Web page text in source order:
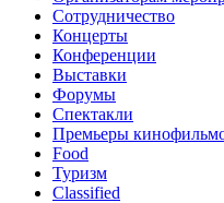
Сотрудничество
Концерты
Конференции
Выставки
Форумы
Спектакли
Премьеры
Food
Туризм
Сlassified